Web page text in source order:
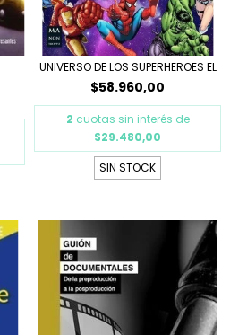
UNIVERSO DE LOS SUPERHEROES EL
$58.960,00
2 cuotas sin interés de
$29.480,00
SIN STOCK